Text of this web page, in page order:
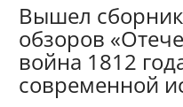
Вышел
обзоров
война 1812
современной